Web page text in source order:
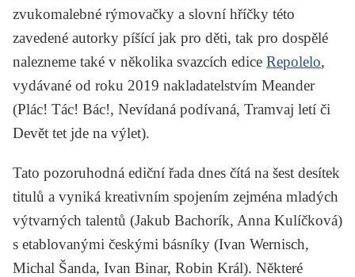
zvukomalebné rýmovačky a slovní hříčky této
zavedené autorky píšící jak pro děti, tak pro dospělé
nalezneme také v několika svazcích edice Repolelo,
vydávané od roku 2019 nakladatelstvím Meander
(Plác! Tác! Bác!, Nevídaná podívaná, Tramvaj letí či
Devět tet jde na výlet).
Tato pozoruhodná ediční řada dnes čítá na šest desítek
titulů a vyniká kreativním spojením zejména mladých
výtvarných talentů (Jakub Bachorík, Anna Kulíčková)
s etablovanými českými básníky (Ivan Wernisch,
Michal Šanda, Ivan Binar, Robin Král). Některé